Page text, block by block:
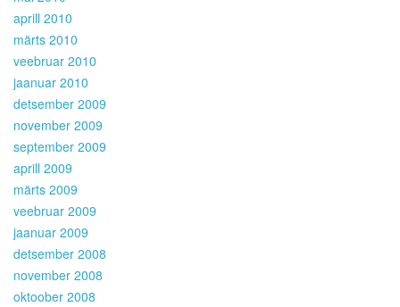
aprill 2010
märts 2010
veebruar 2010
jaanuar 2010
detsember 2009
november 2009
september 2009
aprill 2009
märts 2009
veebruar 2009
jaanuar 2009
detsember 2008
november 2008
oktoober 2008